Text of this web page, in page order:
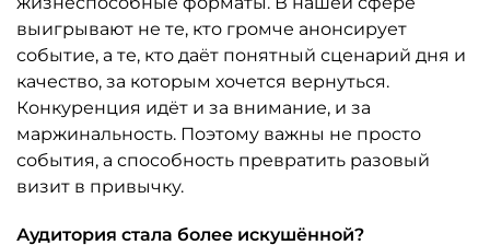
выигрывают не те, кто громче анонсирует
событие, а те, кто даёт понятный сценарий дня и
качество, за которым хочется вернуться.
Конкуренция идёт и за внимание, и за
маржинальность. Поэтому важны не просто
события, а способность превратить разовый
визит в привычку.
Аудитория стала более искушённой?